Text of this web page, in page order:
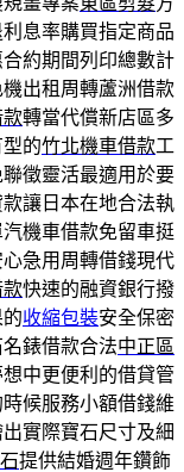
息率購買指定商品
約期間列印總數計
出租周轉蘆洲借款
款轉當代償新店區多
的竹北機車借款工
徵靈活最適用於要
讓日本在地合法執
機車借款免留車挺
急用周轉借錢現代
款快速的融資銀行撥
收縮包裝安全保密
錶借款合法中正區
中更便利的借貸管
候服務小額借錢維
實際寶石尺寸及細
提供結婚週年鑽飾